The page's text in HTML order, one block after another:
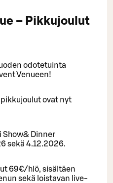
– Pikkujoulut
odotetuinta
Venueen!
ovat nyt
Show& Dinner
sekä 4.12.2026.
69€/hlö, sisältäen
sekä loistavan live-